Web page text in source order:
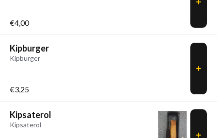
€4,00
Kipburger
Kipburger
€3,25
Kipsaterol
Kipsaterol